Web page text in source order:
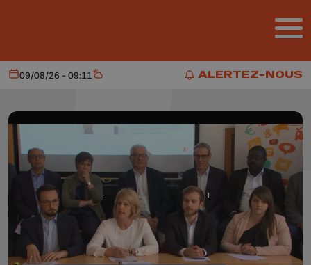
ALERTEZ-NOUS
ALERTEZ-NOUS
Aujourd'hui
09/08/26 - 09:11 Météo